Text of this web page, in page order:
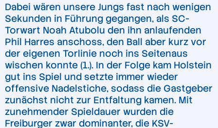
Dabei wären unsere Jungs fast nach wenigen
Sekunden in Führung gegangen, als SC-
Torwart Noah Atubolu den ihn anlaufenden
Phil Harres anschoss, den Ball aber kurz vor
der eigenen Torlinie noch ins Seitenaus
wischen konnte (1.). In der Folge kam Holstein
gut ins Spiel und setzte immer wieder
offensive Nadelstiche, sodass die Gastgeber
zunächst nicht zur Entfaltung kamen. Mit
zunehmender Spieldauer wurden die
Freiburger zwar dominanter, die KSV-